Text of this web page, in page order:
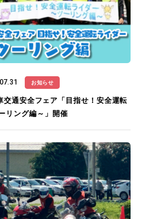
お知らせ
交通安全フェア「目指せ！安全運転
リング編～」開催